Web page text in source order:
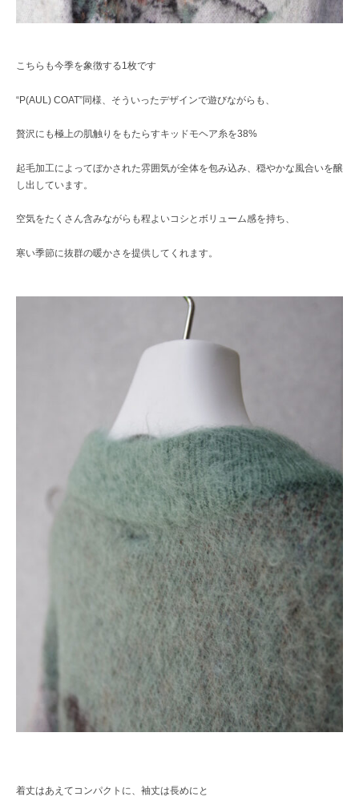
こちらも今季を象徴する1枚です
“P(AUL) COAT”同様、そういったデザインで遊びながらも、
贅沢にも極上の肌触りをもたらすキッドモヘア糸を38%
起毛加工によってぼかされた雰囲気が全体を包み込み、穏やかな風合いを醸
し出しています。
空気をたくさん含みながらも程よいコシとボリューム感を持ち、
寒い季節に抜群の暖かさを提供してくれます。
着丈はあえてコンパクトに、袖丈は長めにと